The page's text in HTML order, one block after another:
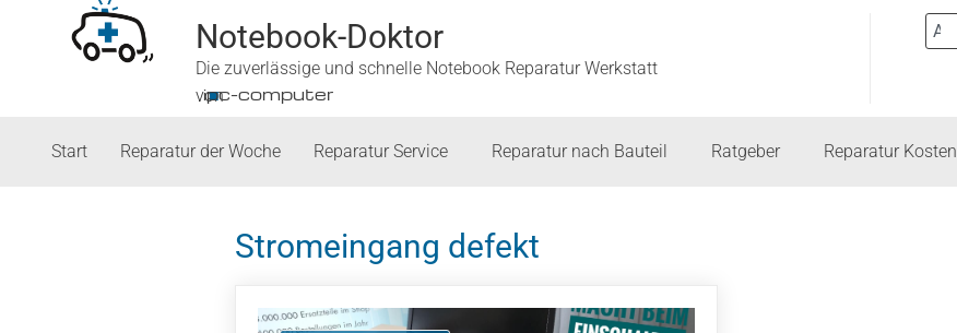
Notebook-Doktor
Die zuverlässige und schnelle Notebook Reparatur Werkstatt
von
■
ipc-computer
Start Reparatur der Woche Reparatur Service Reparatur nach Bauteil Ratgeber Reparatur Kosten
Stromeingang defekt